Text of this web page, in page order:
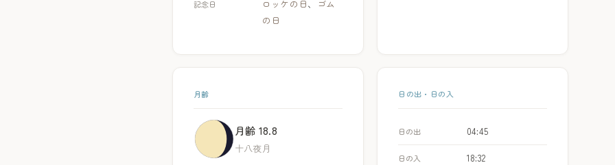
記念日
ロッケの日、
ゴム
の日
月齢
月齢 18.8
十八夜月
日の出・日の入
日の出 04:45
日の入 18:32